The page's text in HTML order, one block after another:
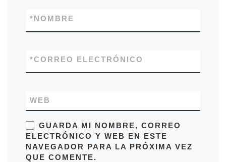
NOMBRE
*
CORREO ELECTRÓNICO
*
WEB
GUARDA MI NOMBRE, CORREO
ELECTRÓNICO Y WEB EN ESTE
NAVEGADOR PARA LA PRÓXIMA VEZ
QUE COMENTE.